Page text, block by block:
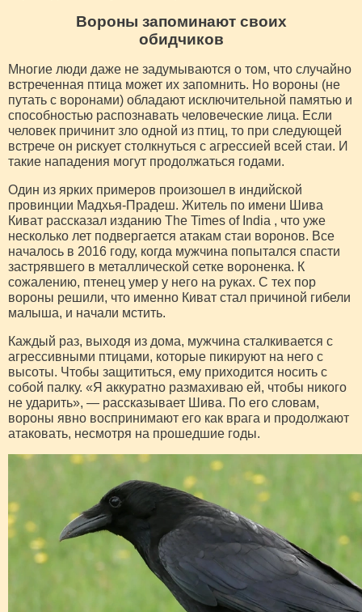
Вороны запоминают своих
обидчиков
Многие люди даже не задумываются о том, что случайно
встреченная птица может их запомнить. Но вороны (не
путать с воронами) обладают исключительной памятью и
способностью распознавать человеческие лица. Если
человек причинит зло одной из птиц, то при следующей
встрече он рискует столкнуться с агрессией всей стаи. И
такие нападения могут продолжаться годами.
Один из ярких примеров произошел в индийской
провинции Мадхья-Прадеш. Житель по имени Шива
Киват рассказал изданию The Times of India , что уже
несколько лет подвергается атакам стаи воронов. Все
началось в 2016 году, когда мужчина попытался спасти
застрявшего в металлической сетке вороненка. К
сожалению, птенец умер у него на руках. С тех пор
вороны решили, что именно Киват стал причиной гибели
малыша, и начали мстить.
Каждый раз, выходя из дома, мужчина сталкивается с
агрессивными птицами, которые пикируют на него с
высоты. Чтобы защититься, ему приходится носить с
собой палку. «Я аккуратно размахиваю ей, чтобы никого
не ударить», — рассказывает Шива. По его словам,
вороны явно воспринимают его как врага и продолжают
атаковать, несмотря на прошедшие годы.